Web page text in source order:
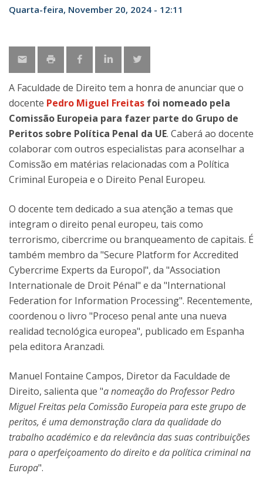
Quarta-feira, November 20, 2024 - 12:11
A Faculdade de Direito tem a honra de anunciar que o
docente Pedro Miguel Freitas foi nomeado pela
Comissão Europeia para fazer parte do Grupo de
Peritos sobre Política Penal da UE. Caberá ao docente
colaborar com outros especialistas para aconselhar a
Comissão em matérias relacionadas com a Política
Criminal Europeia e o Direito Penal Europeu.
O docente tem dedicado a sua atenção a temas que
integram o direito penal europeu, tais como
terrorismo, cibercrime ou branqueamento de capitais. É
também membro da "Secure Platform for Accredited
Cybercrime Experts da Europol", da "Association
Internationale de Droit Pénal" e da "International
Federation for Information Processing". Recentemente,
coordenou o livro "Proceso penal ante una nueva
realidad tecnológica europea", publicado em Espanha
pela editora Aranzadi.
Manuel Fontaine Campos, Diretor da Faculdade de
Direito, salienta que "a nomeação do Professor Pedro
Miguel Freitas pela Comissão Europeia para este grupo de
peritos, é uma demonstração clara da qualidade do
trabalho académico e da relevância das suas contribuições
para o aperfeiçoamento do direito e da política criminal na
Europa".